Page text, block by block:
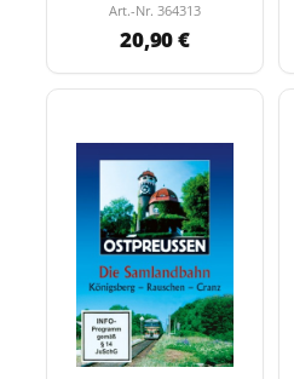
Art.-Nr. 364313
20,90 €